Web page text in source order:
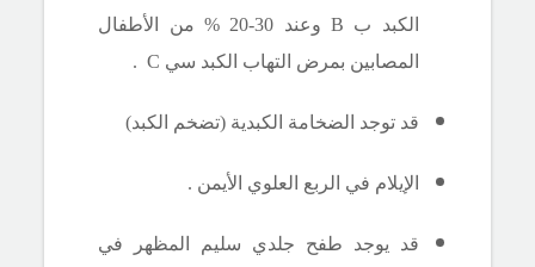
الكبد ب B
وعند 30-20 % من الأطفال
المصابين بمرض التهاب الكبد سي C
.
قد توجد الضخامة الكبدية (تضخم الكبد)
الإيلام في الربع العلوي الأيمن .
قد يوجد طفح جلدي سليم المظهر في